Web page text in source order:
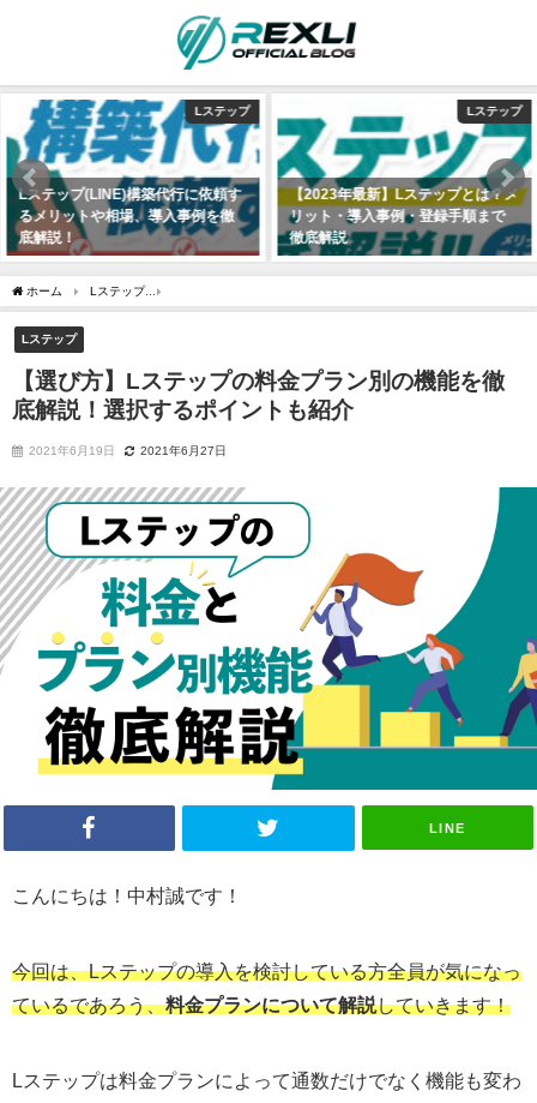
Lステップ
【2023年最新】Lステップとは？メ
リット・導入事例・登録手順まで
徹底解説
Lステップ
【全27種】Lステップを使った
LINEの導入事例大事典【LINE構築
実績200件以上のLINEマーケター
が出し惜しみ一切なしで解説】
ホーム Lステップ
Lステップ
【選び方】Lステップの料金プラン別の機能を徹
底解説！選択するポイントも紹介
2021年6月19日 2021年6月27日
LINE
こんにちは！中村誠です！
今回は、Lステップの導入を検討している方全員が気になっ
ているであろう、料金プランについて解説していきます！
Lステップは料金プランによって通数だけでなく機能も変わ